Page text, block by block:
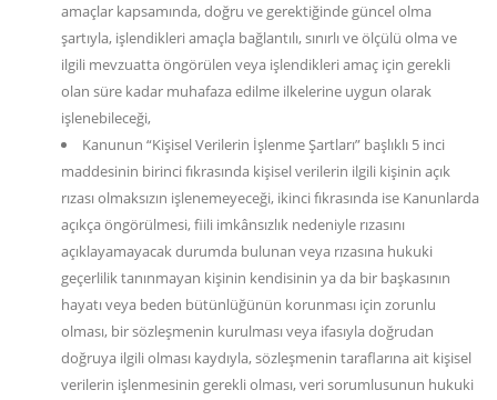
amaçlar kapsamında, doğru ve gerektiğinde güncel olma
şartıyla, işlendikleri amaçla bağlantılı, sınırlı ve ölçülü olma ve
ilgili mevzuatta öngörülen veya işlendikleri amaç için gerekli
olan süre kadar muhafaza edilme ilkelerine uygun olarak
işlenebileceği,
Kanunun “Kişisel Verilerin İşlenme Şartları” başlıklı 5 inci
maddesinin birinci fıkrasında kişisel verilerin ilgili kişinin açık
rızası olmaksızın işlenemeyeceği, ikinci fıkrasında ise Kanunlarda
açıkça öngörülmesi, fiili imkânsızlık nedeniyle rızasını
açıklayamayacak durumda bulunan veya rızasına hukuki
geçerlilik tanınmayan kişinin kendisinin ya da bir başkasının
hayatı veya beden bütünlüğünün korunması için zorunlu
olması, bir sözleşmenin kurulması veya ifasıyla doğrudan
doğruya ilgili olması kaydıyla, sözleşmenin taraflarına ait kişisel
verilerin işlenmesinin gerekli olması, veri sorumlusunun hukuki